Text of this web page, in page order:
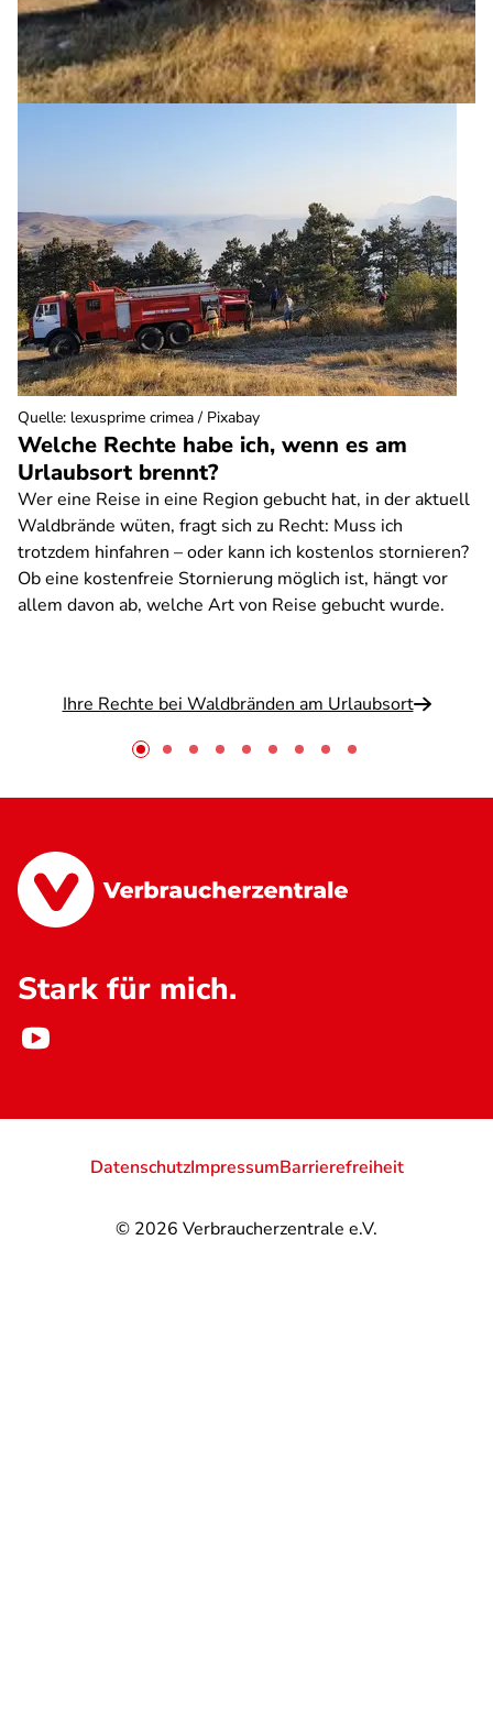
Welche Rechte habe ich, wenn es am
Urlaubsort brennt?
Wer eine Reise in eine Region gebucht hat, in der aktuell
Waldbrände wüten, fragt sich zu Recht: Muss ich
trotzdem hinfahren – oder kann ich kostenlos stornieren?
Ob eine kostenfreie Stornierung möglich ist, hängt vor
allem davon ab, welche Art von Reise gebucht wurde.
Ihre Rechte bei Waldbränden am Urlaubsort
Quelle: lexusprime crimea / Pixabay
Stark für mich.
© 2026 Verbraucherzentrale e.V.
DatenschutzImpressumBarrierefreiheit